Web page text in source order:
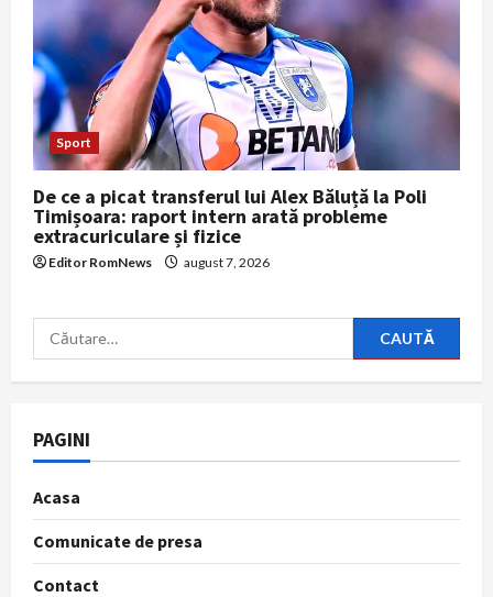
Sport
De ce a picat transferul lui Alex Băluță la Poli
Timișoara: raport intern arată probleme
extracuriculare și fizice
Editor RomNews august 7, 2026
Caută
după:
PAGINI
Acasa
Comunicate de presa
Contact